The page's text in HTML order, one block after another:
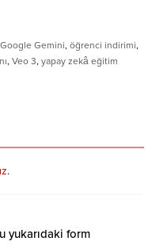
Google Gemini, öğrenci indirimi,
, Veo 3, yapay zekâ eğitim
.
yukarıdaki form